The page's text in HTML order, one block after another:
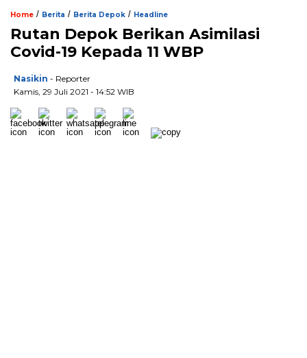
Home / Berita / Berita Depok / Headline
Rutan Depok Berikan Asimilasi
Covid-19 Kepada 11 WBP
Nasikin - Reporter
Kamis, 29 Juli 2021 - 14:52 WIB